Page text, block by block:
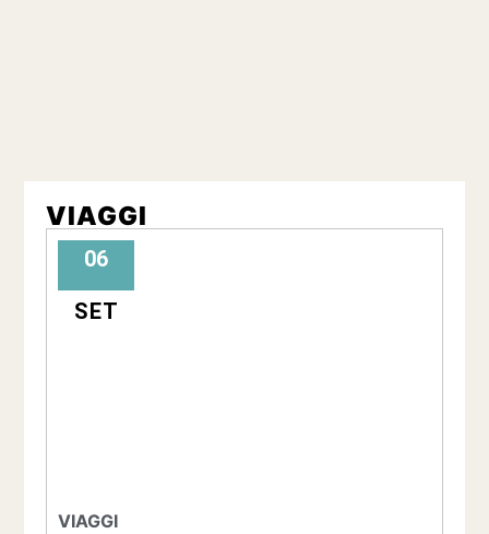
VIAGGI
06
SET
VIAGGI